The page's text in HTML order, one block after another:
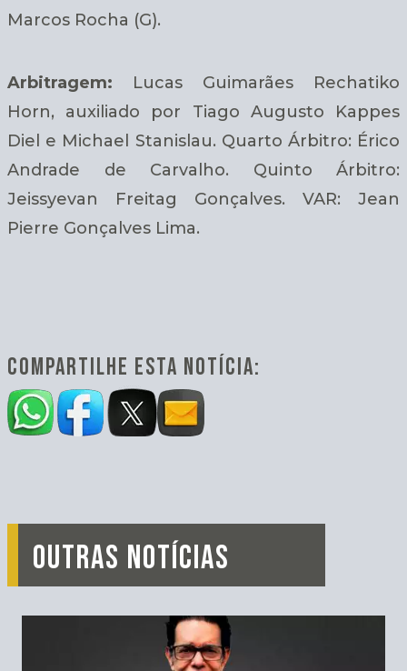
Marcos Rocha (G).
Arbitragem: Lucas Guimarães Rechatiko
Horn, auxiliado por Tiago Augusto Kappes
Diel e Michael Stanislau. Quarto Árbitro: Érico
Andrade de Carvalho. Quinto Árbitro:
Jeissyevan Freitag Gonçalves. VAR: Jean
Pierre Gonçalves Lima.
COMPARTILHE ESTA NOTÍCIA:
OUTRAS NOTÍCIAS